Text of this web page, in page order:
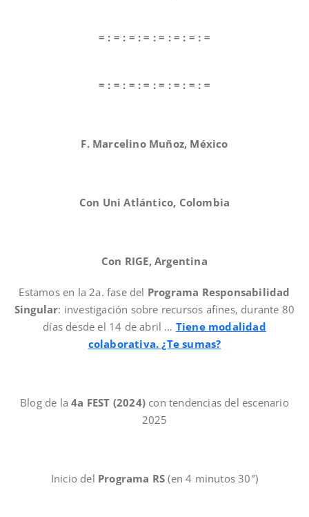
= : = : = : = : = : = : = : =
= : = : = : = : = : = : = : =
F. Marcelino Muñoz, México
Con Uni Atlántico, Colombia
Con RIGE, Argentina
Estamos en la 2a. fase del Programa Responsabilidad
Singular: investigación sobre recursos afines, durante 80
días desde el 14 de abril … Tiene modalidad
colaborativa. ¿Te sumas?
Blog de la4a FEST (2024) con tendencias del escenario
2025
Inicio del Programa RS (en 4 minutos 30″)